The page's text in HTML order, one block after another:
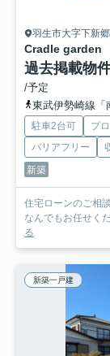
羽生市大字下新郷
Cradle garden
過去掲載物
/予定
東武伊勢崎線「
駐車2台可 プ
バリアフリー
新築
住宅ローンのご相
なんでもお任せく
る
新築一戸建